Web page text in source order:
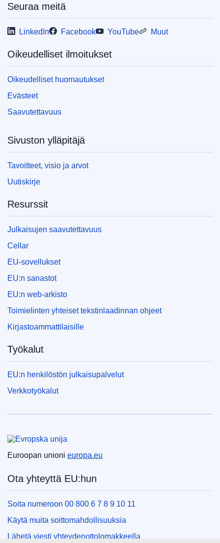
Seuraa meitä
LinkedIn Facebook YouTube Muut
Oikeudelliset ilmoitukset
Oikeudelliset huomautukset
Evästeet
Saavutettavuus
Sivuston ylläpitäjä
Tavoitteet, visio ja arvot
Uutiskirje
Resurssit
Julkaisujen saavutettavuus
Cellar
EU-sovellukset
EU:n sanastot
EU:n web-arkisto
Toimielinten yhteiset tekstinlaadinnan ohjeet
Kirjastoammattilaisille
Työkalut
EU:n henkilöstön julkaisupalvelut
Verkkotyökalut
Euroopan unioni europa.eu
Ota yhteyttä EU:hun
Soita numeroon 00 800 6 7 8 9 10 11
Käytä muita soittomahdollisuuksia
Lähetä viesti yhteydenottolomakkeella